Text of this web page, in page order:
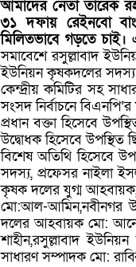
আমাদের নেতা তারেক
৩১ দফায় রেইনবো
মিলিতভাবে গড়তে চাই।
সমাবেশে রসুল্লাবাদ
ইউনিয়ন কৃষকদলের সদস্য
কেন্দ্রীয় কমিটির সহ
সংসদ নির্বাচনে
প্রধান বক্তা হিসেবে
উদ্বোধক হিসেবে উপস্থিত
বিশেষ অতিথি হিসেবে
সদস্য, প্রফেসর নাইলা
কৃষক দলের যুগ্ম
মো:আল-আমিন,নবীনগর
দলের আহবায়ক মো:
শাহীন,রসুল্লাবাদ
সাধারণ সম্পাদক মো: